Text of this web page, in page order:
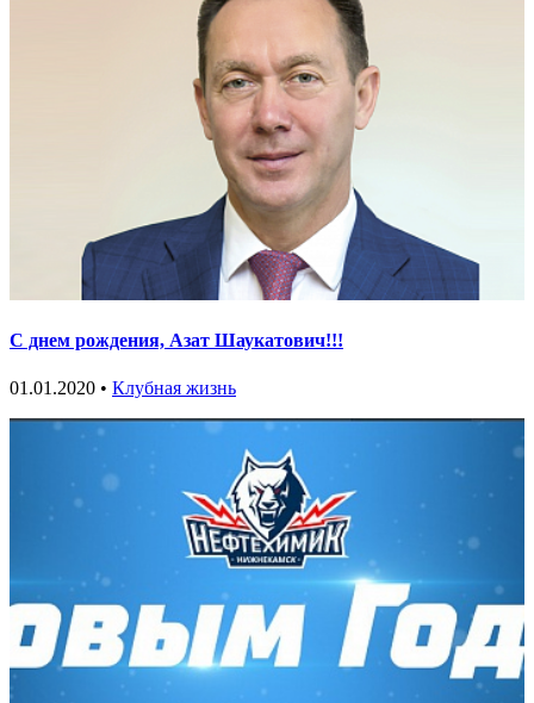
С днем рождения, Азат Шаукатович!!!
01.01.2020 • Клубная жизнь